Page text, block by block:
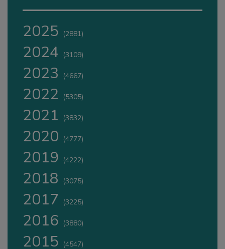
2025 (2881)
2024 (3109)
2023 (4667)
2022 (5305)
2021 (3832)
2020 (4777)
2019 (4222)
2018 (3075)
2017 (3225)
2016 (3880)
2015 (4547)